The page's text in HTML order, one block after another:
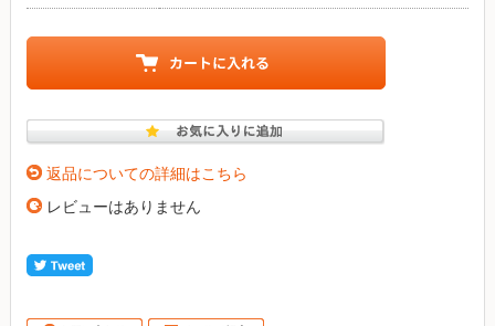
返品についての詳細はこちら
レビューはありません